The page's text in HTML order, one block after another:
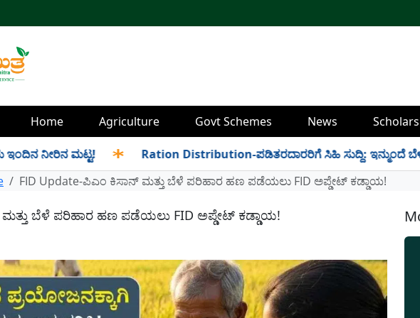
Home Agriculture Govt Schemes News
ನೀರಿನ ಮಟ್ಟ! ✱ Ration Distribution-ಪಡಿತರದಾರರಿಗೆ ಸಿಹಿ ಸುದ್ದಿ: ಇನ್ಮುಂದೆ ಬೆಳಿಗ್ಗೆ
FID Update-ಪಿಎಂ ಕಿಸಾನ್ ಮತ್ತು ಬೆಳೆ ಪರಿಹಾರ ಹಣ ಪಡೆಯಲು FID ಅಪ್ಡೇಟ್ ಕಡ್ಡಾಯ!
ಬೆಳೆ ಪರಿಹಾರ ಹಣ ಪಡೆಯಲು FID ಅಪ್ಡೇಟ್ ಕಡ್ಡಾಯ!